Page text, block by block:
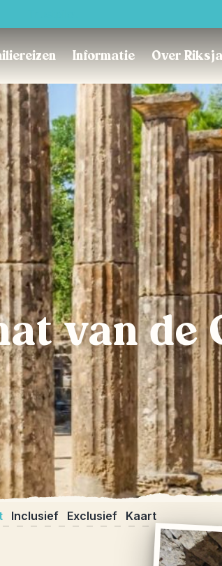
Informatie Over Riksja
van de
Inclusief Exclusief Kaart